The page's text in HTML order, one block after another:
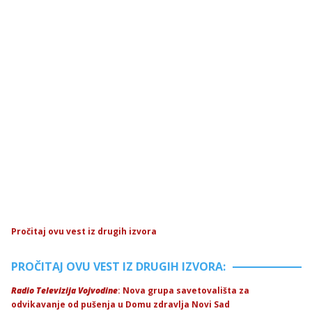
Pročitaj ovu vest iz drugih izvora
PROČITAJ OVU VEST IZ DRUGIH IZVORA:
Radio Televizija Vojvodine: Nova grupa savetovališta za
odvikavanje od pušenja u Domu zdravlja Novi Sad